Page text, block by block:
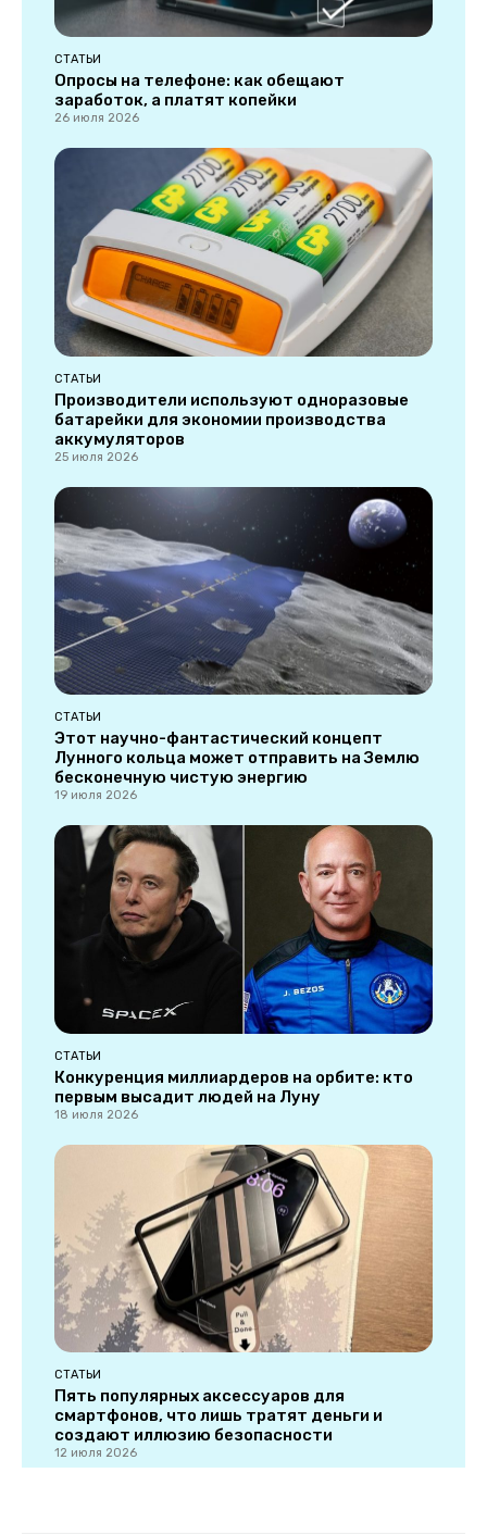
СТАТЬИ
Опросы на телефоне: как обещают
заработок, а платят копейки
26 июля 2026
СТАТЬИ
Производители используют одноразовые
батарейки для экономии производства
аккумуляторов
25 июля 2026
СТАТЬИ
Этот научно-фантастический концепт
Лунного кольца может отправить на Землю
бесконечную чистую энергию
19 июля 2026
СТАТЬИ
Конкуренция миллиардеров на орбите: кто
первым высадит людей на Луну
18 июля 2026
СТАТЬИ
Пять популярных аксессуаров для
смартфонов, что лишь тратят деньги и
создают иллюзию безопасности
12 июля 2026